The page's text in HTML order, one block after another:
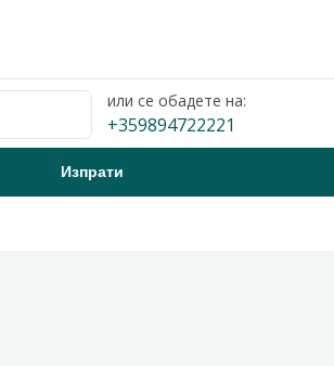
или се обадете на:
+359894722221